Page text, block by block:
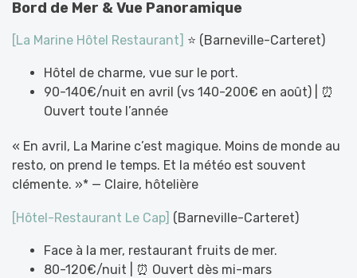
Bord de Mer & Vue Panoramique
[La Marine Hôtel Restaurant] ⭐ (Barneville-Carteret)
Hôtel de charme, vue sur le port.
90-140€/nuit en avril (vs 140-200€ en août) | ⏰
Ouvert toute l’année
« En avril, La Marine c’est magique. Moins de monde au
resto, on prend le temps. Et la météo est souvent
clémente. »* — Claire, hôtelière
[Hôtel-Restaurant Le Cap] (Barneville-Carteret)
Face à la mer, restaurant fruits de mer.
80-120€/nuit | ⏰ Ouvert dès mi-mars